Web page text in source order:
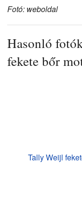
Fotó: weboldal
Hasonló
fekete bőr
Tally Weijl